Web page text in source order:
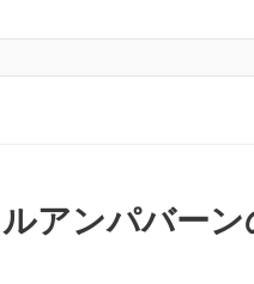
アンパバー